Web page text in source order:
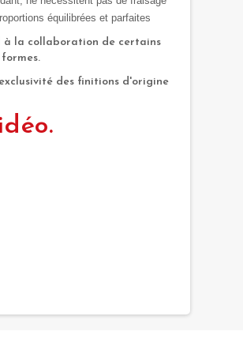
équilibrées et parfaites
la collaboration de certains
des finitions d'origine